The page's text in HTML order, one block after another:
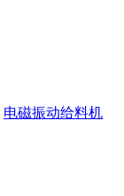
电磁振动给料机